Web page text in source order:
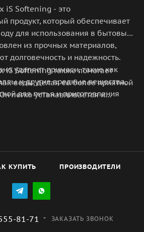
iS Softening - это
продукт, который обеспечивает
для использования в бытовых
из прочных материалов,
долговечность и надежность.
удаляет примеси, такие как
и другие вредные вещества,
для питья и приготовления
iS Softening также помогает
воды, делая ее более приятной
легко устанавливается и
подходит для тех, кто ценит
КУПИТЬ ПРОИЗВОДИТЕЛИ
81-71 ЗАКАЗАТЬ ЗВОНОК